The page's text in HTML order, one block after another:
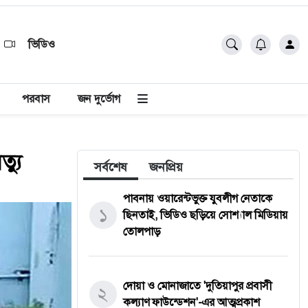
ভিডিও
পরবাস জন দুর্ভোগ
সর্বশেষ জনপ্রিয়
১
পাবনায় ওয়ারেন্টভুক্ত যুবলীগ নেতাকে
ছিনতাই, ভিডিও ছড়িয়ে সোশ্যাল মিডিয়ায়
তোলপাড়
২
দোয়া ও মোনাজাতে 'দুতিয়াপুর প্রবাসী
কল্যাণ ফাউন্ডেশন'-এর আত্মপ্রকাশ